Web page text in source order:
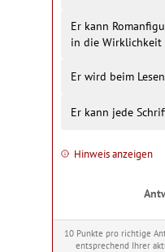
Er kann
in die Wirklichkeit
Er wird beim
Er kann jede
Hinweis anzeigen
10 Punkte pro richtige
entsprechend Ihrer